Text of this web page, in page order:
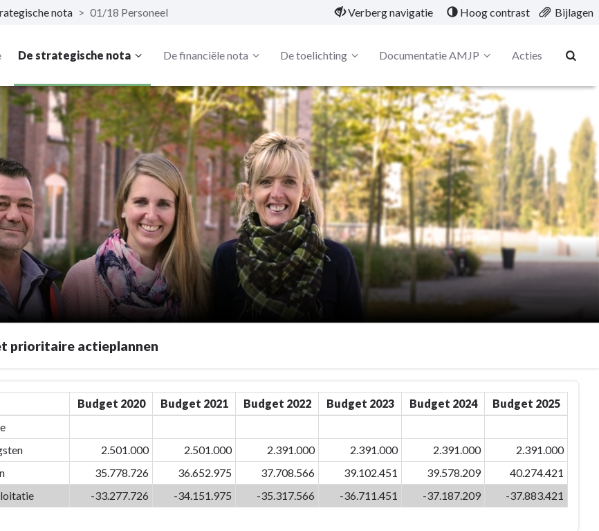
nota > 01/18 Personeel Verberg navigatie Hoog contrast Bijlagen
De strategische nota De financiële nota De toelichting Documentatie AMJP Acties
prioritaire actieplannen
Budget 2020 Budget 2021 Budget 2022 Budget 2023 Budget 2024
Budget 2025
2.501.000 2.501.000 2.391.000 2.391.000 2.391.000
2.391.000
35.778.726 36.652.975 37.708.566 39.102.451 39.578.209
40.274.421
-33.277.726 -34.151.975 -35.317.566 -36.711.451 -37.187.209 -37.883.421